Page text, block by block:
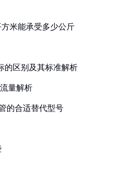
米能承受多少公斤
的区别及其标准解析
量解析
的合适替代型号